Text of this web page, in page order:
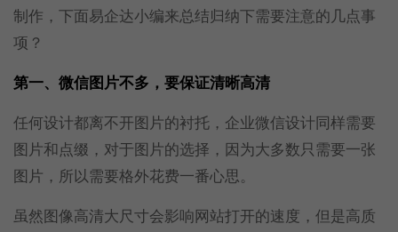
制作，下面易企达小编来总结归纳下需要注意的几点事
项？
第一、微信图片不多，要保证清晰高清
任何设计都离不开图片的衬托，企业微信设计同样需要
图片和点缀，对于图片的选择，因为大多数只需要一张
图片，所以需要格外花费一番心思。
虽然图像高清大尺寸会影响网站打开的速度，但是高质